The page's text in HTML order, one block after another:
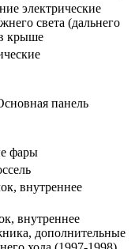
электрические
света (дальнего
крыше
панель
фары
внутреннее
внутреннее
дополнительные